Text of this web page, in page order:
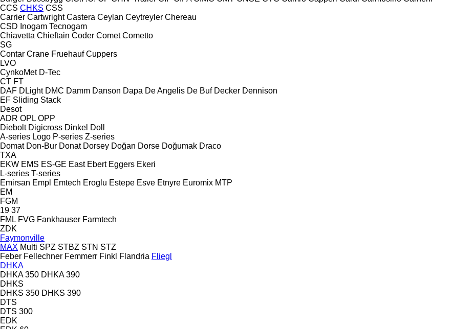
CCS CHKS CSS
Carrier Cartwright Castera Ceylan Ceytreyler Chereau
CSD Inogam Tecnogam
Chiavetta Chieftain Coder Comet Cometto
SG
Contar Crane Fruehauf Cuppers
LVO
CynkoMet D-Tec
CT FT
DAF DLight DMC Damm Danson Dapa De Angelis De Buf Decker Dennison
EF Sliding Stack
Desot
ADR OPL OPP
Diebolt Digicross Dinkel Doll
A-series Logo P-series Z-series
Domat Don-Bur Donat Dorsey Doğan Dorse Doğumak Draco
TXA
EKW EMS ES-GE East Ebert Eggers Ekeri
L-series T-series
Emirsan Empl Emtech Eroglu Estepe Esve Etnyre Euromix MTP
EM
FGM
19 37
FML FVG Fankhauser Farmtech
ZDK
Faymonville
MAX Multi SPZ STBZ STN STZ
Feber Fellechner Femmerr Finkl Flandria Fliegl
DHKA
DHKA 350 DHKA 390
DHKS
DHKS 350 DHKS 390
DTS
DTS 300
EDK